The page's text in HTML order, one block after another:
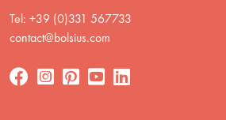
Tel: +39 (0)331 567733
contact@bolsius.com